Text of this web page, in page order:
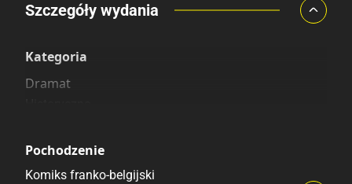
Porównaj ceny
Szczegóły wydania
Kategoria
Dramat
Pochodzenie
Komiks franko-belgijski